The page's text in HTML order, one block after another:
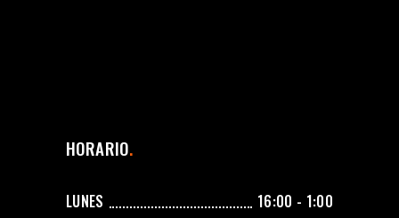
HORARIO
LUNES
16:00 - 1:00